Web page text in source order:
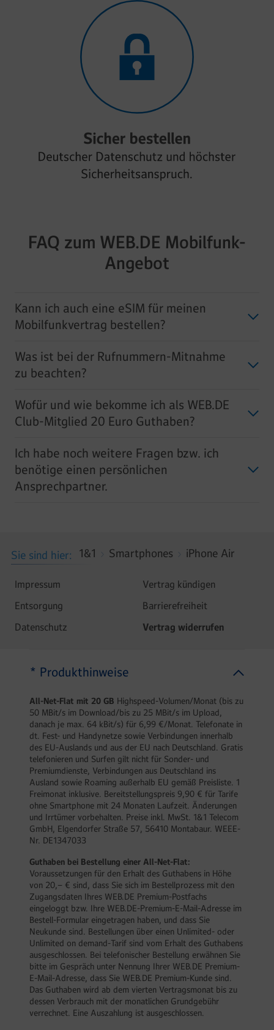
FAQ zum WEB.DE Mobilfunk-
Angebot
Kann ich auch eine eSIM für meinen
Mobilfunkvertrag bestellen?
Was ist bei der Rufnummern-Mitnahme
zu beachten?
Wofür und wie bekomme ich als WEB.DE
Club-Mitglied 20 Euro Guthaben?
Ich habe noch weitere Fragen bzw. ich
benötige einen persönlichen
Ansprechpartner.
Sie sind hier 1&1 Smartphones iPhone Air
Impressum
Entsorgung
Datenschutz
Vertrag kündigen
Barrierefreiheit
Vertrag widerrufen